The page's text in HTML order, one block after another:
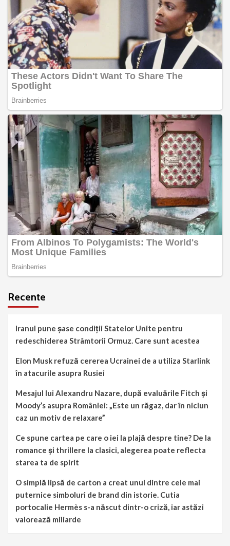
Recente
Iranul pune șase condiții Statelor Unite pentru
redeschiderea Strâmtorii Ormuz. Care sunt acestea
Elon Musk refuză cererea Ucrainei de a utiliza Starlink
în atacurile asupra Rusiei
Mesajul lui Alexandru Nazare, după evaluările Fitch și
Moody’s asupra României: „Este un răgaz, dar în niciun
caz un motiv de relaxare”
Ce spune cartea pe care o iei la plajă despre tine? De la
romance și thrillere la clasici, alegerea poate reflecta
starea ta de spirit
O simplă lipsă de carton a creat unul dintre cele mai
puternice simboluri de brand din istorie. Cutia
portocalie Hermès s-a născut dintr-o criză, iar astăzi
valorează miliarde